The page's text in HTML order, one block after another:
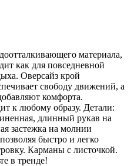
материала,
как для повседневной
Оверсайз крой
свободу движений, а
комфорта.
к любому образу. Детали:
длинный рукав на
застежка на молнии
быстро и легко
Карманы с листочкой.
в тренде!